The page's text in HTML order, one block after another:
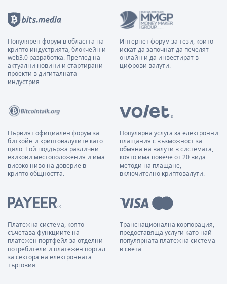
Популярен форум в областта на
крипто индустрията, блокчейн и
web3.0 разработка. Преглед на
актуални новини и стартирани
проекти в дигиталната
индустрия.
Интернет форум за тези, които
искат да започнат да печелят
онлайн и да инвестират в
цифрови валути.
Първият официален форум за
биткойн и криптовалутите като
цяло. Той поддържа различни
езикови местоположения и има
високо ниво на доверие в
крипто общността.
Популярна услуга за електронни
плащания с възможност за
обмяна на валути в системата,
която има повече от 20 вида
методи на плащане,
включително криптовалути.
Платежна система, която
съчетава функциите на
платежен портфейл за отделни
потребители и платежен портал
за сектора на електронната
търговия.
Транснационална корпорация,
предоставяща услуги като най-
популярната платежна система
в света.